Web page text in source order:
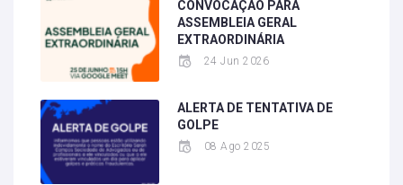
CONVOCAÇÃO PARA
ASSEMBLEIA GERAL
EXTRAORDINÁRIA
24 Jun 2026
ALERTA DE TENTATIVA DE
GOLPE
08 Ago 2025